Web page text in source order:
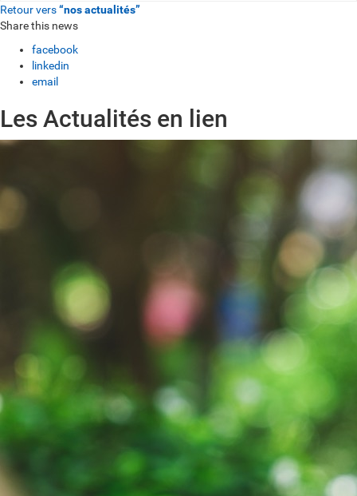
Retour vers“nos actualités”
Share this news
facebook
linkedin
email
Les Actualités en lien